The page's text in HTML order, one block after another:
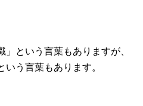
」という言葉もありますが、
いう言葉もあります。